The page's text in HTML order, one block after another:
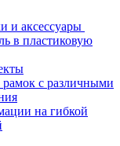
и аксессуары
в пластиковую
с различными
на гибкой